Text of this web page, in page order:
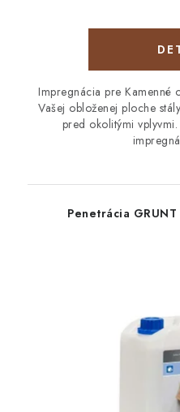
Impregnácia pre Kamenné
Vašej obloženej ploche
pred okolitými
Penetrácia